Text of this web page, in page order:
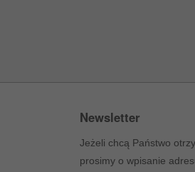
Newsletter
Jeżeli chcą Państwo
prosimy o wpisanie